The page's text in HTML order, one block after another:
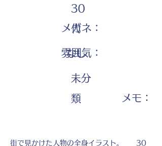
30
代
メガネ：
なし
雰囲気：
未分
類
​メモ：
街で見かけた人物の全身イラスト。
30